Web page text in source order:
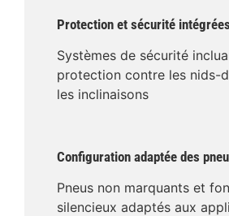
Protection et sécurité intégrées
Systèmes de sécurité
protection contre les nids-
les inclinaisons
Configuration adaptée des
Pneus non marquants et
silencieux adaptés aux